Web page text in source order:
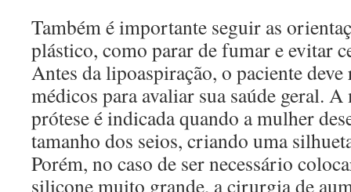
Também é importante seguir as
plástico, como parar de fumar e evitar
Antes da lipoaspiração, o paciente deve
médicos para avaliar sua saúde geral.
prótese é indicada quando a mulher
tamanho dos seios, criando uma
Porém, no caso de ser necessário
silicone muito grande, a cirurgia de